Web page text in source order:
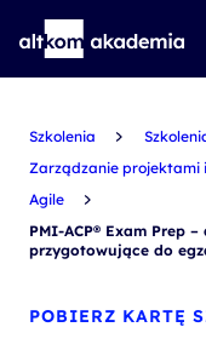
Szkolenia
Zarządzanie projektami
Agile
PMI-ACP® Exam Prep
przygotowujące do
POBIERZ KARTĘ